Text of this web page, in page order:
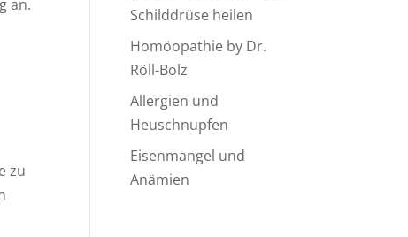
an.
zu
Schilddrüse heilen
Homöopathie by Dr.
Röll-Bolz
Allergien und
Heuschnupfen
Eisenmangel und
Anämien